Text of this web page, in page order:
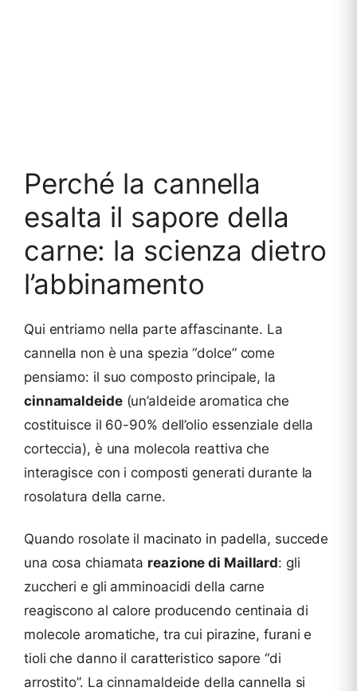
Perché la cannella
esalta il sapore della
carne: la scienza dietro
l’abbinamento
Qui entriamo nella parte affascinante. La
cannella non è una spezia “dolce” come
pensiamo: il suo composto principale, la
cinnamaldeide(un’aldeide aromatica che
costituisce il 60-90% dell’olio essenziale della
corteccia), è una molecola reattiva che
interagisce con i composti generati durante la
rosolatura della carne.
Quando rosolate il macinato in padella, succede
una cosa chiamata reazione di Maillard: gli
zuccheri e gli amminoacidi della carne
reagiscono al calore producendo centinaia di
molecole aromatiche, tra cui pirazine, furani e
tioli che danno il caratteristico sapore “di
arrostito”. La cinnamaldeide della cannella si